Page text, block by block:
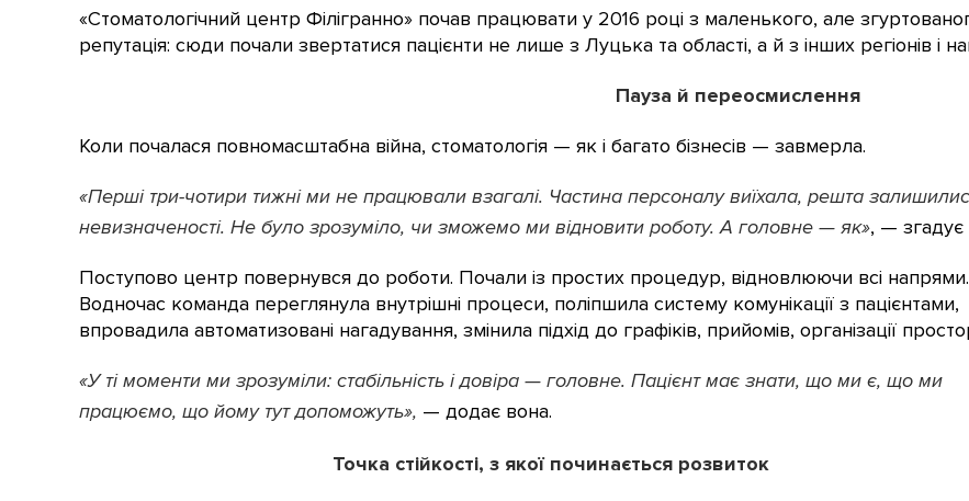
«Стоматологічний центр Філігранно» почав працювати у 2016 році з маленького, але
репутація: сюди почали звертатися пацієнти не лише з Луцька та області, а й з інших регіонів і
Пауза й переосмислення
Коли почалася повномасштабна війна, стоматологія — як і багато бізнесів — завмерла.
«Перші три-чотири тижні ми не працювали взагалі. Частина персоналу виїхала, решта
невизначеності. Не було зрозуміло, чи зможемо ми відновити роботу. А головне — як», —
Поступово центр повернувся до роботи. Почали із простих процедур, відновлюючи всі напрями.
Водночас команда переглянула внутрішні процеси, поліпшила систему комунікації з пацієнтами,
впровадила автоматизовані нагадування, змінила підхід до графіків, прийомів, організації
«У ті моменти ми зрозуміли: стабільність і довіра — головне. Пацієнт має знати, що ми є, що ми
працюємо, що йому тут допоможуть», — додає вона.
Точка стійкості, з якої починається розвиток